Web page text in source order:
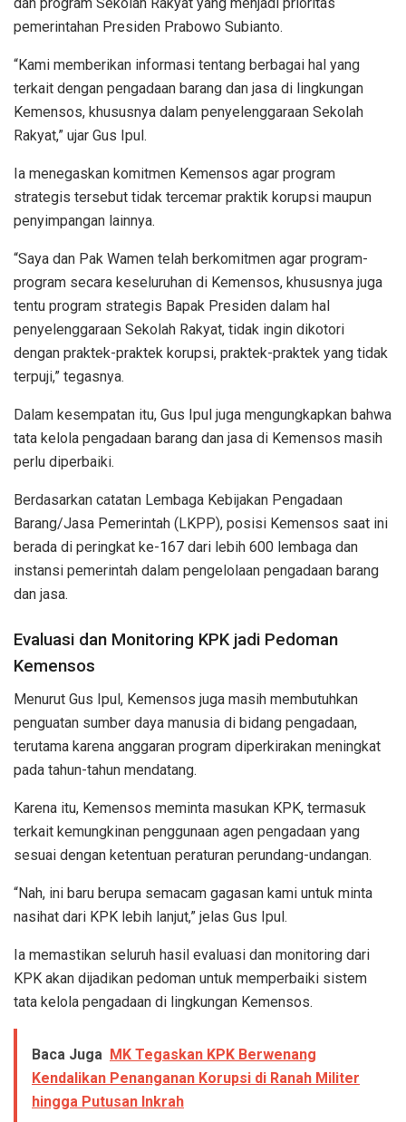
pemerintahan Presiden Prabowo Subianto.
“Kami memberikan informasi tentang berbagai hal yang
terkait dengan pengadaan barang dan jasa di lingkungan
Kemensos, khususnya dalam penyelenggaraan Sekolah
Rakyat,” ujar Gus Ipul.
Ia menegaskan komitmen Kemensos agar program
strategis tersebut tidak tercemar praktik korupsi maupun
penyimpangan lainnya.
“Saya dan Pak Wamen telah berkomitmen agar program-
program secara keseluruhan di Kemensos, khususnya juga
tentu program strategis Bapak Presiden dalam hal
penyelenggaraan Sekolah Rakyat, tidak ingin dikotori
dengan praktek-praktek korupsi, praktek-praktek yang tidak
terpuji,” tegasnya.
Dalam kesempatan itu, Gus Ipul juga mengungkapkan bahwa
tata kelola pengadaan barang dan jasa di Kemensos masih
perlu diperbaiki.
Berdasarkan catatan Lembaga Kebijakan Pengadaan
Barang/Jasa Pemerintah (LKPP), posisi Kemensos saat ini
berada di peringkat ke-167 dari lebih 600 lembaga dan
instansi pemerintah dalam pengelolaan pengadaan barang
dan jasa.
Evaluasi dan Monitoring KPK jadi Pedoman
Kemensos
Menurut Gus Ipul, Kemensos juga masih membutuhkan
penguatan sumber daya manusia di bidang pengadaan,
terutama karena anggaran program diperkirakan meningkat
pada tahun-tahun mendatang.
Karena itu, Kemensos meminta masukan KPK, termasuk
terkait kemungkinan penggunaan agen pengadaan yang
sesuai dengan ketentuan peraturan perundang-undangan.
“Nah, ini baru berupa semacam gagasan kami untuk minta
nasihat dari KPK lebih lanjut,” jelas Gus Ipul.
Ia memastikan seluruh hasil evaluasi dan monitoring dari
KPK akan dijadikan pedoman untuk memperbaiki sistem
tata kelola pengadaan di lingkungan Kemensos.
Baca Juga MK Tegaskan KPK Berwenang
Kendalikan Penanganan Korupsi di Ranah Militer
hingga Putusan Inkrah